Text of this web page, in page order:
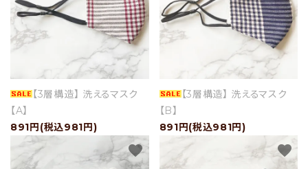
- 返品について
- 特定商取引法に基づく表記
- プライバシーポリシー
- 会員登録・メルマガ登録
- 運営会社
- お問い合わせ
【3層構造】 洗えるマスク
【A】
891円(税込981円)
【3層構造】 洗えるマスク
【B】
891円(税込981円)
favorite favorite